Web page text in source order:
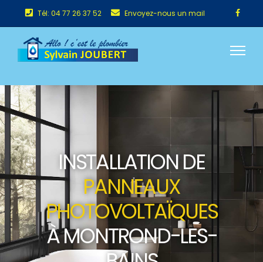
Tél: 04 77 26 37 52 Envoyez-nous un mail
INSTALLATION DE
PANNEAUX
PHOTOVOLTAÏQUES
À MONTROND-LES-